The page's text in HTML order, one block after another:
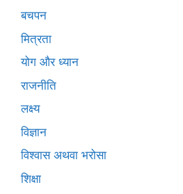
बचपन
मित्रता
योग और ध्यान
राजनीति
लक्ष्य
विज्ञान
विश्वास अथवा भरोसा
शिक्षा